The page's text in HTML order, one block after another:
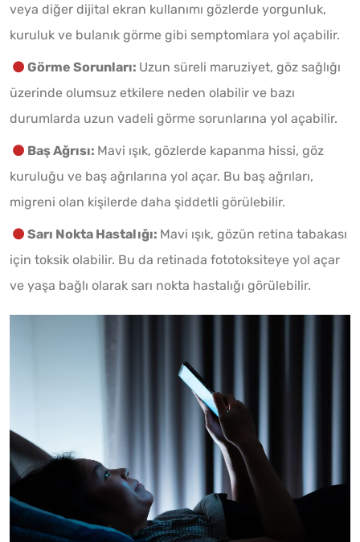
veya diğer dijital ekran kullanımı gözlerde yorgunluk,
kuruluk ve bulanık görme gibi semptomlara yol açabilir.
Görme Sorunları: Uzun süreli maruziyet, göz sağlığı
üzerinde olumsuz etkilere neden olabilir ve bazı
durumlarda uzun vadeli görme sorunlarına yol açabilir.
Baş Ağrısı: Mavi ışık, gözlerde kapanma hissi, göz
kuruluğu ve baş ağrılarına yol açar. Bu baş ağrıları,
migreni olan kişilerde daha şiddetli görülebilir.
Sarı Nokta Hastalığı: Mavi ışık, gözün retina tabakası
için toksik olabilir. Bu da retinada fototoksiteye yol açar
ve yaşa bağlı olarak sarı nokta hastalığı görülebilir.